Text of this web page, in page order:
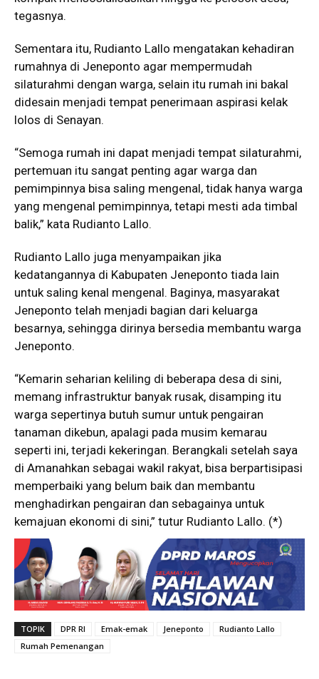
tegasnya.
Sementara itu, Rudianto Lallo mengatakan kehadiran
rumahnya di Jeneponto agar mempermudah
silaturahmi dengan warga, selain itu rumah ini bakal
didesain menjadi tempat penerimaan aspirasi kelak
lolos di Senayan.
“Semoga rumah ini dapat menjadi tempat silaturahmi,
pertemuan itu sangat penting agar warga dan
pemimpinnya bisa saling mengenal, tidak hanya warga
yang mengenal pemimpinnya, tetapi mesti ada timbal
balik,” kata Rudianto Lallo.
Rudianto Lallo juga menyampaikan jika
kedatangannya di Kabupaten Jeneponto tiada lain
untuk saling kenal mengenal. Baginya, masyarakat
Jeneponto telah menjadi bagian dari keluarga
besarnya, sehingga dirinya bersedia membantu warga
Jeneponto.
“Kemarin seharian keliling di beberapa desa di sini,
memang infrastruktur banyak rusak, disamping itu
warga sepertinya butuh sumur untuk pengairan
tanaman dikebun, apalagi pada musim kemarau
seperti ini, terjadi kekeringan. Berangkali setelah saya
di Amanahkan sebagai wakil rakyat, bisa berpartisipasi
memperbaiki yang belum baik dan membantu
menghadirkan pengairan dan sebagainya untuk
kemajuan ekonomi di sini,” tutur Rudianto Lallo. (*)
TOPIK DPR RI Emak-emak Jeneponto
Rudianto Lallo
Rumah Pemenangan